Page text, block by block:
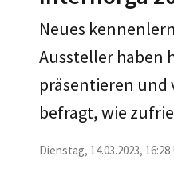
Neues
Aussteller haben
präsentieren und
befragt, wie
Dienstag, 14.03.2023,